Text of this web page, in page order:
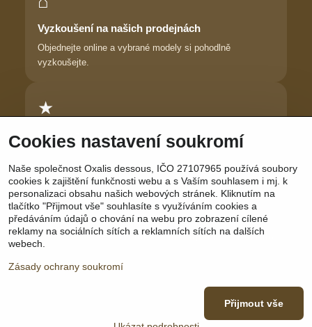
Vyzkoušení na našich prodejnách
Objednejte online a vybrané modely si pohodlně
vyzkoušejte.
★
Důvěra zákaznic
cítí krásně.
Sledujte nás: Facebook | Instagram | YouTube
Zásady ochrany soukromí
Cookies nastavení soukromí
Naše společnost Oxalis dessous, IČO 27107965 používá soubory
cookies k zajištění funkčnosti webu a s Vaším souhlasem i mj. k
personalizaci obsahu našich webových stránek. Kliknutím na
tlačítko "Přijmout vše" souhlasíte s využíváním cookies a
předáváním údajů o chování na webu pro zobrazení cílené
reklamy na sociálních sítích a reklamních sítích na dalších
webech.
Zásady ochrany soukromí
Přijmout vše